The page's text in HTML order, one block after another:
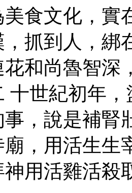
食文化，實
抓到人，綁
和尚魯智深
十世紀初年
事，說是補腎
，用活生生
神用活雞活